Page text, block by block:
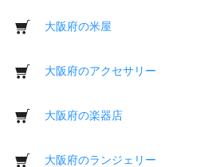
大阪府の米屋
大阪府のアクセサリー
大阪府の楽器店
大阪府のランジェリー